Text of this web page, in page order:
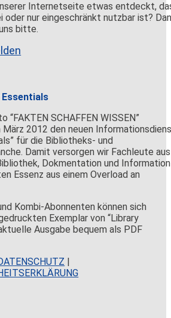
Internetseite etwas entdeckt,
oder nur eingeschränkt nutzbar ist?
bitte.
“FAKTEN SCHAFFEN WISSEN”
2012 den neuen
für die Bibliotheks- und
Damit versorgen wir Fachleute aus
Dokmentation und Information
Essenz aus einem Overload an
Kombi-Abonnenten können sich
Exemplar von “Library
Ausgabe bequem als PDF